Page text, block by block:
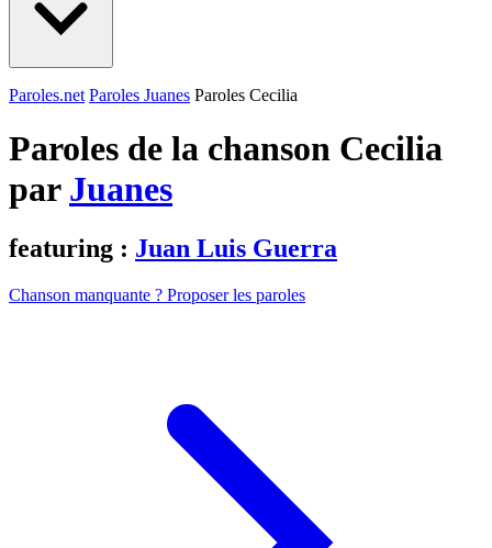
Paroles.net Paroles Juanes Paroles Cecilia
Paroles de la chanson Cecilia
par Juanes
featuring : Juan Luis Guerra
Chanson manquante ? Proposer les paroles